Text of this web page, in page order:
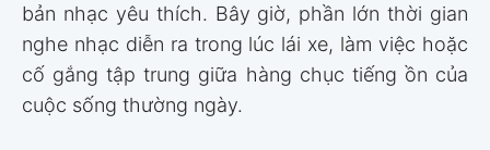
bản nhạc yêu thích. Bây giờ, phần lớn thời gian
nghe nhạc diễn ra trong lúc lái xe, làm việc hoặc
cố gắng tập trung giữa hàng chục tiếng ồn của
cuộc sống thường ngày.